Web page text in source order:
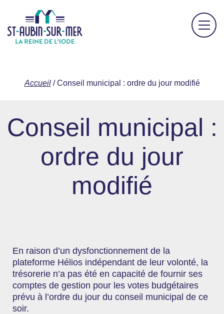
Accueil/Conseil municipal : ordre du jour modifié
Conseil municipal :
ordre du jour
modifié
En raison d’un dysfonctionnement de la
plateforme Hélios indépendant de leur volonté, la
trésorerie n’a pas été en capacité de fournir ses
comptes de gestion pour les votes budgétaires
prévu à l’ordre du jour du conseil municipal de ce
soir.